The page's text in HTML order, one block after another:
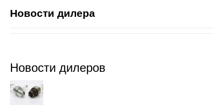
Новости дилера
Новости дилеров